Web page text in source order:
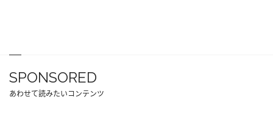
SPONSORED
あわせて読みたいコンテンツ